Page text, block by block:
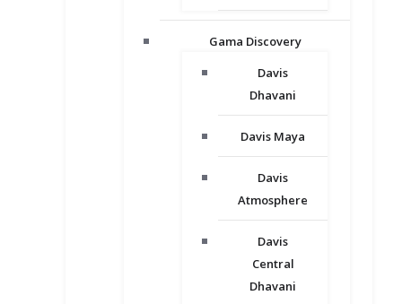
Gama Discovery
Davis
Dhavani
Davis Maya
Davis
Atmosphere
Davis
Central
Dhavani